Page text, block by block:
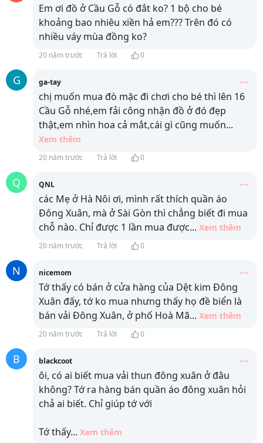
Em ơi đồ ở Cầu Gỗ có đắt ko? 1 bộ cho bé
khoảng bao nhiêu xiền hả em??? Trên đó có
nhiều váy mùa đồng ko?
20 năm trước Trả lời 0
G ga-tay
chị muốn mua đò mặc đi chơi cho bé thì lên 16
Cầu Gỗ nhé,em fải công nhận đồ ở đó đẹp
thật,em nhìn hoa cả mắt,cái gì cũng muốn...
Xem thêm
20 năm trước Trả lời 0
Q QNL
các Mẹ ở Hà Nôi ơi, mình rất thích quần áo
Đông Xuân, mà ở Sài Gòn thì chẳng biết đi mua
chỗ nào. Chỉ được 1 lần mua được... Xem thêm
20 năm trước Trả lời 0
N nicemom
Tớ thấy có bán ở cửa hàng của Dệt kim Đông
Xuân đấy, tớ ko mua nhưng thấy họ đề biển là
bán vải Đông Xuân, ở phố Hoà Mã... Xem thêm
20 năm trước Trả lời 0
B blackcoot
ôi, có ai biết mua vải thun đông xuân ở đâu
không? Tớ ra hàng bán quần áo đông xuân hỏi
chả ai biết. Chỉ giúp tớ với
Tớ thấy... Xem thêm